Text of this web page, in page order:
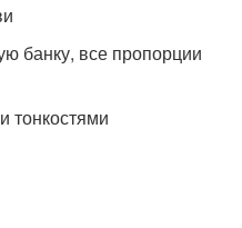
банку, все пропорции
тонкостями